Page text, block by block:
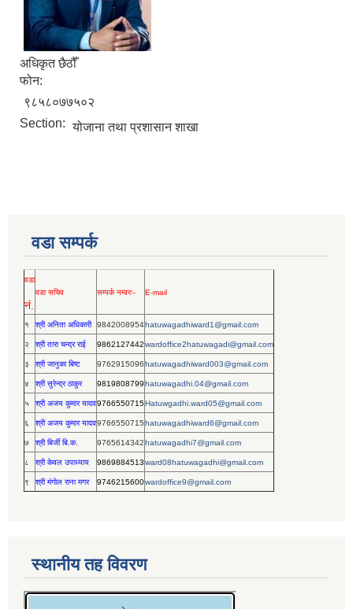
अधिकृत छैठौँ
फोन:
९८५८०७७५०२
Section: योजाना तथा प्रशासान शाखा
वडा सम्पर्क
वडा
नं.
वडा सचिव सम्पर्क नम्वरः- E-mail
१ श्री अनिता अधिकारी 9842008954hatuwagadhiward1@gmail.com
२ श्री तारा चन्द्र राई 9862127442wardoffice2hatuwagadi@gmail.com
३ श्री जानुका बिष्ट 9762915096hatuwagadhiward003@gmail.com
४ श्री सुरेन्द्र ठाकुर 9819808799hatuwagadhi.04@gmail.com
५ श्री अजय कुमार यादव9766550715Hatuwgadhi.ward05@gmail.com
६ श्री अजय कुमार यादव9766550715hatuwagadhiward6@gmail.com
७ श्री बिर्जी बि.क. 9765614342hatuwagadhi7@gmail.com
८ श्री केवल उपाध्याय 9869884513ward08hatuwagadhi@gmail.com
९ श्री मंगोल राना मगर 9746215600wardoffice9@gmail.com
स्थानीय तह विवरण